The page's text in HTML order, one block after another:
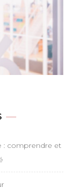
: comprendre et